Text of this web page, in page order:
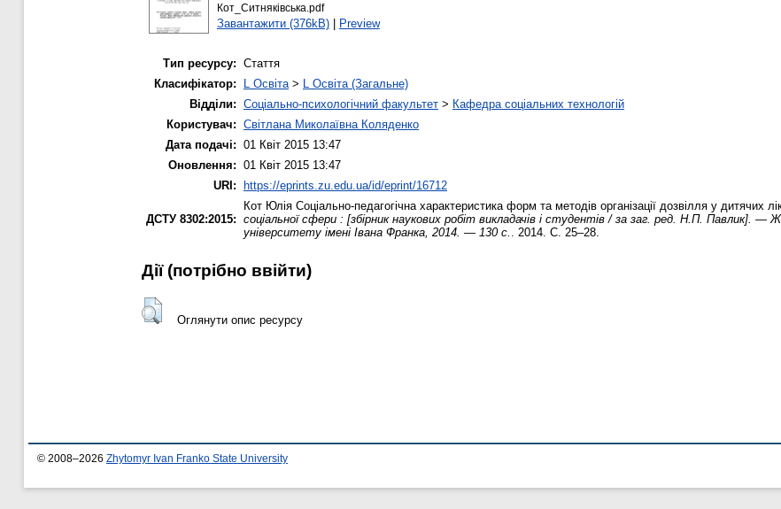
Кот_Ситняківська.pdf
Завантажити (376kB)| Preview
Тип ресурсу: Стаття
Класифікатор:
L Освіта> L Освіта (Загальне)
Відділи: Соціально-психологічний факультет > Кафедра соціальних технологій
Користувач: Світлана Миколаївна Коляденко
Дата подачі: 01 Квіт 2015 13:47
Оновлення: 01 Квіт 2015 13:47
URI:
https://eprints.zu.edu.ua/id/eprint/16712
ДСТУ 8302:2015:
Кот Юлія Соціально-педагогічна характеристика форм та методів організації дозвілля у дитячих
соціальної сфери : [збірник наукових робіт викладачів і студентів / за заг. ред. Н.П. Павлик].
університету імені Івана Франка, 2014. — 130 с. . 2014. С. 25–28.
Дії ​​(потрібно ввійти)
Оглянути опис ресурсу
© 2008–2026 Zhytomyr Ivan Franko State University